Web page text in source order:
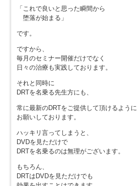
「これで良いと思った瞬間から
堕落が始まる」
です。
ですから、
毎月のセミナー開催だけでなく
日々の治療も実践しております。
それと同時に
DRTを名乗る先生方にも、
常に最新のDRTをご提供して頂けるように
お願いしております。
ハッキリ言ってしまうと、
DVDを見ただけで
DRTを名乗るのは無理がございます。
もちろん、
DRTはDVDを見ただけでも